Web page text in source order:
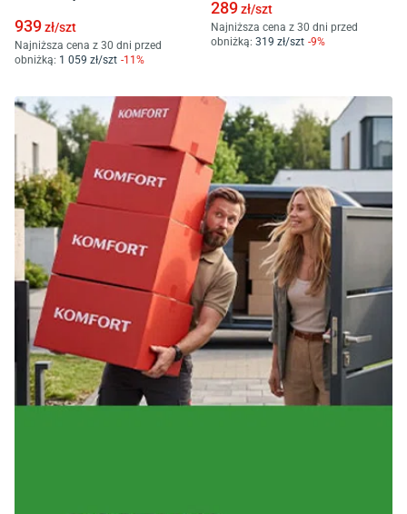
939zł/szt
Najniższa cena z 30 dni przed
obniżką: 1 059 zł/szt -11%
289zł/szt
Najniższa cena z 30 dni przed
obniżką: 319 zł/szt -9%